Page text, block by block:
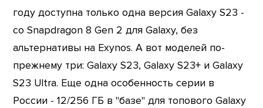
году доступна только одна версия Galaxy S23 -
со Snapdragon 8 Gen 2 для Galaxy, без
альтернативы на Exynos. А вот моделей по-
прежнему три: Galaxy S23, Galaxy S23+ и Galaxy
S23 Ultra. Еще одна особенность серии в
России - 12/256 ГБ в "базе" для топового Galaxy